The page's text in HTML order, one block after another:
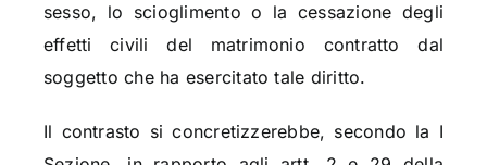
sesso, lo scioglimento o la cessazione degli
effetti civili del matrimonio contratto dal
soggetto che ha esercitato tale diritto.
Il contrasto si concretizzerebbe, secondo la I